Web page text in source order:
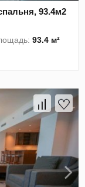
93.4м2
93.4 м²